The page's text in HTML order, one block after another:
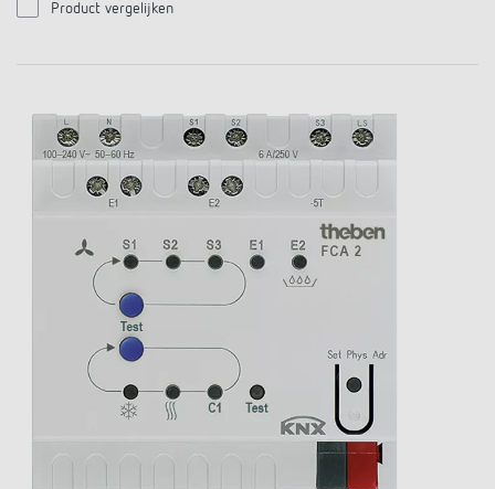
Product vergelijken